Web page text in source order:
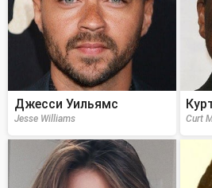
Джесси Уильямс
Jesse Williams Curt